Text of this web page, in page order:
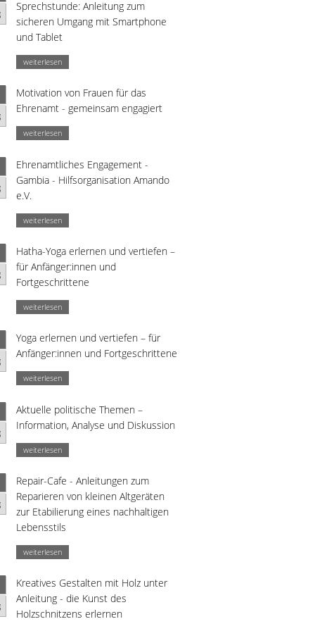
Sprechstunde: Anleitung zum
sicheren Umgang mit Smartphone
und Tablet
weiterlesen
Motivation von Frauen für das
Ehrenamt - gemeinsam engagiert
weiterlesen
Ehrenamtliches Engagement -
Gambia - Hilfsorganisation Amando
e.V.
weiterlesen
Hatha-Yoga erlernen und vertiefen –
für Anfänger:innen und
Fortgeschrittene
weiterlesen
Yoga erlernen und vertiefen – für
Anfänger:innen und Fortgeschrittene
weiterlesen
Aktuelle politische Themen –
Information, Analyse und Diskussion
weiterlesen
Repair-Cafe - Anleitungen zum
Reparieren von kleinen Altgeräten
zur Etabilierung eines nachhaltigen
Lebensstils
weiterlesen
Kreatives Gestalten mit Holz unter
Anleitung - die Kunst des
Holzschnitzens erlernen